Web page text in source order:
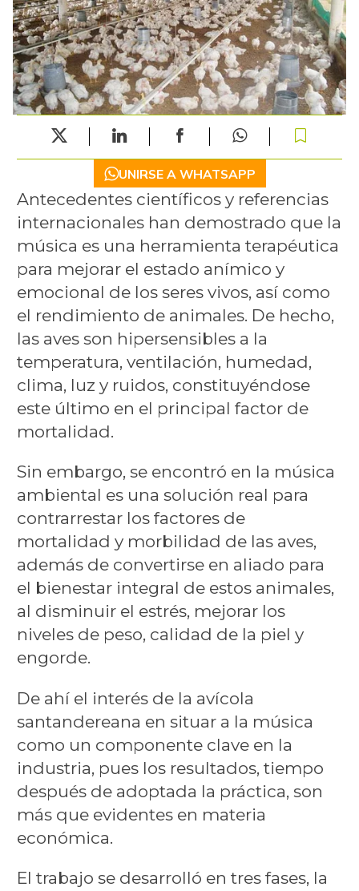
UNIRSE A WHATSAPP
Antecedentes científicos y referencias
internacionales han demostrado que la
música es una herramienta terapéutica
para mejorar el estado anímico y
emocional de los seres vivos, así como
el rendimiento de animales. De hecho,
las aves son hipersensibles a la
temperatura, ventilación, humedad,
clima, luz y ruidos, constituyéndose
este último en el principal factor de
mortalidad.
Sin embargo, se encontró en la música
ambiental es una solución real para
contrarrestar los factores de
mortalidad y morbilidad de las aves,
además de convertirse en aliado para
el bienestar integral de estos animales,
al disminuir el estrés, mejorar los
niveles de peso, calidad de la piel y
engorde.
De ahí el interés de la avícola
santandereana en situar a la música
como un componente clave en la
industria, pues los resultados, tiempo
después de adoptada la práctica, son
más que evidentes en materia
económica.
El trabajo se desarrolló en tres fases, la